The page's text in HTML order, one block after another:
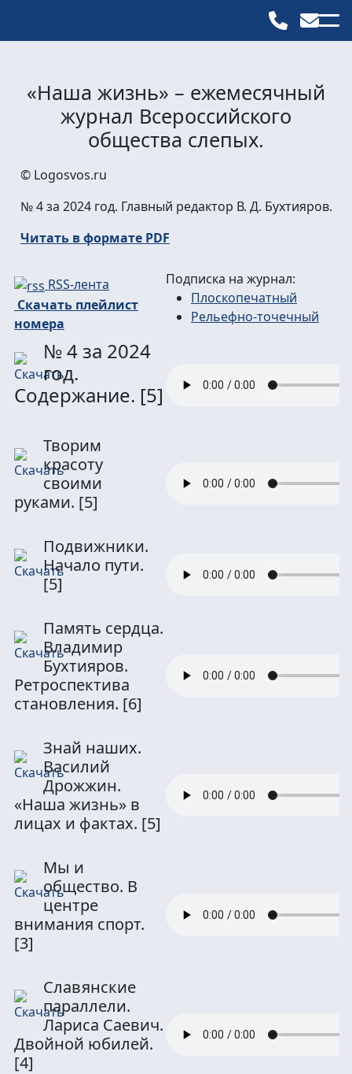
«Наша жизнь» – ежемесячный
журнал Всероссийского
общества слепых.
© Logosvos.ru
№ 4 за 2024 год. Главный редактор В. Д. Бухтияров.
Читать в формате PDF
RSS-лента
Скачать плейлист
номера
Подписка на журнал:
Плоскопечатный
Рельефно-точечный
№ 4 за 2024
год.
Содержание. [5]
Творим
красоту
своими
руками. [5]
Подвижники.
Начало пути.
[5]
Память сердца.
Владимир
Бухтияров.
Ретроспектива
становления. [6]
Знай наших.
Василий
Дрожжин.
«Наша жизнь» в
лицах и фактах. [5]
Мы и
общество. В
центре
внимания спорт.
[3]
Славянские
параллели.
Лариса Саевич.
Двойной юбилей.
[4]